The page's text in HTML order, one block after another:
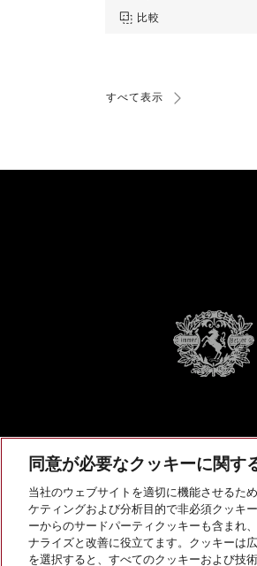
比較
すべて表示
同意が必要なクッキーに関す
当社のウェブサイトを適切に機能させるた
ケティングおよび分析目的で非必須クッキ
ーからのサードパーティクッキーも含まれ
ナライズと改善に役立てます。クッキーは
を選択すると、すべてのクッキーおよび技